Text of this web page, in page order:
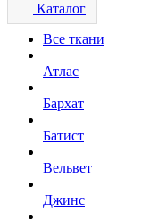
Каталог
Все ткани
Атлас
Бархат
Батист
Вельвет
Джинс